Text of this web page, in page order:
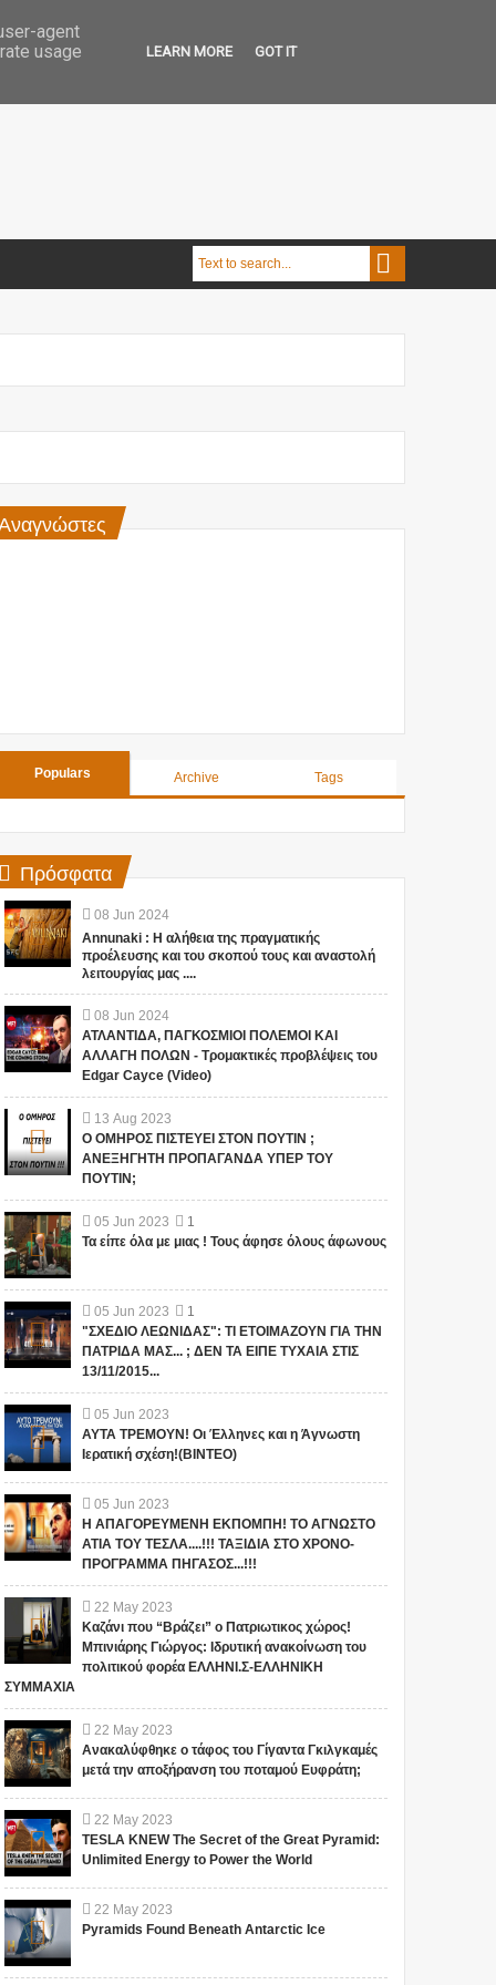
Populars Archive Tags
Πρόσφατα
08 Jun 2024
Annunaki : Η αλήθεια της πραγματικής
προέλευσης και του σκοπού τους και αναστολή
λειτουργίας μας ....
08 Jun 2024
ΑΤΛΑΝΤΙΔΑ, ΠΑΓΚΟΣΜΙΟΙ ΠΟΛΕΜΟΙ ΚΑΙ
ΑΛΛΑΓΗ ΠΟΛΩΝ - Τρομακτικές προβλέψεις του
Edgar Cayce (Video)
13 Aug 2023
Ο ΟΜΗΡΟΣ ΠΙΣΤΕΥΕΙ ΣΤΟΝ ΠΟΥΤΙΝ ;
ΑΝΕΞΗΓΗΤΗ ΠΡΟΠΑΓΑΝΔΑ ΥΠΕΡ ΤΟΥ
ΠΟΥΤΙΝ;
05 Jun 2023
1
Τα είπε όλα με μιας ! Τους άφησε όλους άφωνους
05 Jun 2023
1
"ΣΧΕΔΙΟ ΛΕΩΝΙΔΑΣ": ΤΙ ΕΤΟΙΜΑΖΟΥΝ ΓΙΑ ΤΗΝ
ΠΑΤΡΙΔΑ ΜΑΣ... ; ΔΕΝ ΤΑ ΕΙΠΕ ΤΥΧΑΙΑ ΣΤΙΣ
13/11/2015...
05 Jun 2023
ΑΥΤΑ ΤΡΕΜΟΥΝ! Οι Έλληνες και η Άγνωστη
Ιερατική σχέση!(ΒΙΝΤΕΟ)
05 Jun 2023
Η ΑΠΑΓΟΡΕΥΜΕΝΗ ΕΚΠΟΜΠΗ! ΤΟ ΑΓΝΩΣΤΟ
ΑΤΙΑ ΤΟΥ ΤΕΣΛΑ....!!! ΤΑΞΙΔΙΑ ΣΤΟ ΧΡΟΝΟ-
ΠΡΟΓΡΑΜΜΑ ΠΗΓΑΣΟΣ...!!!
22 May 2023
Καζάνι που “Βράζει” ο Πατριωτικος χώρος!
Μπινιάρης Γιώργος: Ιδρυτική ανακοίνωση του
πολιτικού φορέα ΕΛΛΗΝΙ.Σ-ΕΛΛΗΝΙΚΗ
ΣΥΜΜΑΧΙΑ
22 May 2023
Ανακαλύφθηκε ο τάφος του Γίγαντα Γκιλγκαμές
μετά την αποξήρανση του ποταμού Ευφράτη;
22 May 2023
TESLA KNEW The Secret of the Great Pyramid:
Unlimited Energy to Power the World
22 May 2023
Pyramids Found Beneath Antarctic Ice
agent
usage
LEARN MORE GOT IT